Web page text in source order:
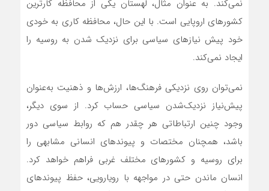
نمی‌کند. به عنوان مثال، لهستان یکی از محافظه کارترین
کشورهای اروپایی است. با این حال، محافظه کاری به خودی
خود پیش نیازهای سیاسی برای نزدیک شدن به روسیه را
ایجاد نمی‌کند.
نمی‌توان روی نزدیکی فرهنگ‌ها، ارزش‌ها و ذهنیت به‌عنوان
پیش‌نیاز نزدیک‌شدن سیاسی حساب کرد. از سوی دیگر،
وجود چنین ارتباطاتی هر چقدر هم که روابط سیاسی دور
باشد، همچنان مختصات و پیوندهای انسانی مشابهی را
برای روسیه و کشورهای مختلف غربی فراهم خواهد کرد.
انسان ماندن حتی در مواجهه با رویارویی، حفظ پیوندهای